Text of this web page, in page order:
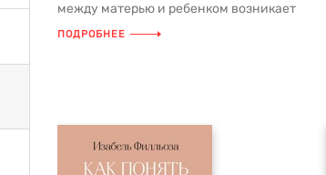
между матерью и ребенком возникает
тесный контакт, важный как для и...
ПОДРОБНЕЕ